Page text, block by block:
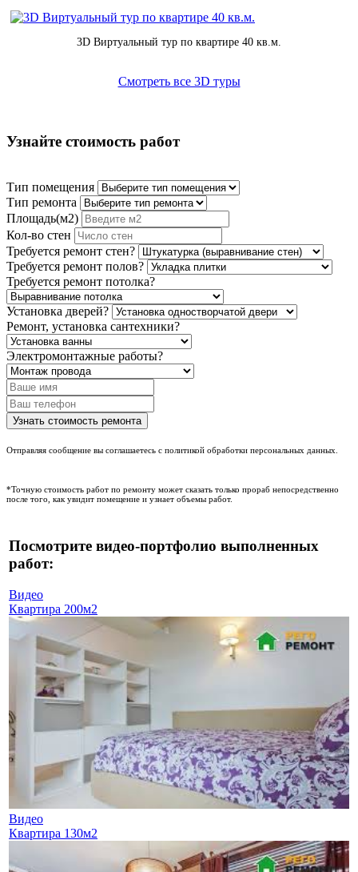
3D Виртуальный тур по квартире 40 кв.м.
Смотреть все 3D туры
Узнайте стоимость работ
Тип помещения
Тип ремонта
Площадь(м2)
Кол-во стен
Требуется ремонт стен?
Требуется ремонт полов?
Требуется ремонт потолка?
Установка дверей?
Ремонт, установка сантехники?
Электромонтажные работы?
Отправляя сообщение вы соглашаетесь с политикой обработки персональных данных.
*Точную стоимость работ по ремонту может сказать только прораб непосредственно
после того, как увидит помещение и узнает объемы работ.
Посмотрите видео-портфолио выполненных
работ:
Видео
Квартира 200м2
Видео
Квартира 130м2